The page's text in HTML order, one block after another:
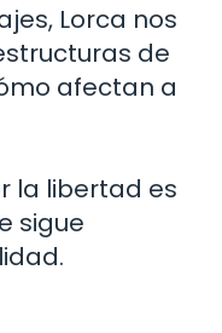
Lorca nos
de
afectan a
la libertad es
sigue